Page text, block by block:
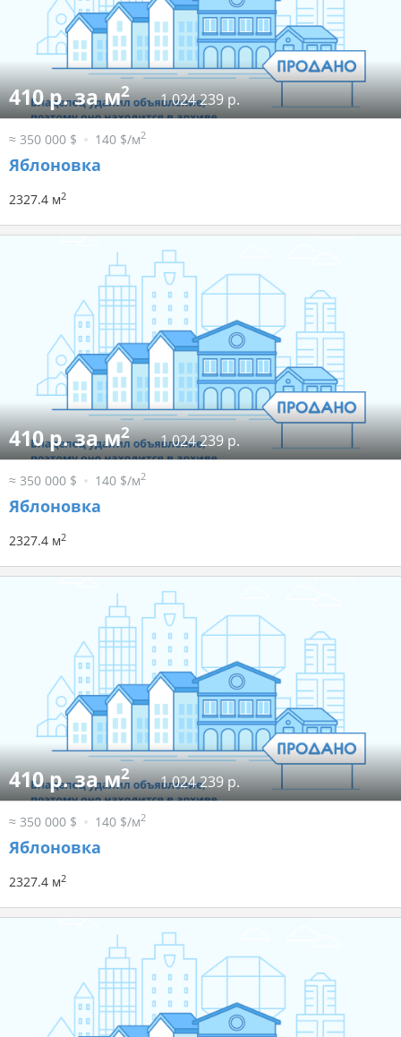
410 р. за м2 1 024 239 р.
≈ 350 000 $ 140 $/м2
Яблоновка
2327.4 м2
410 р. за м2 1 024 239 р.
≈ 350 000 $ 140 $/м2
Яблоновка
2327.4 м2
410 р. за м2 1 024 239 р.
≈ 350 000 $ 140 $/м2
Яблоновка
2327.4 м2